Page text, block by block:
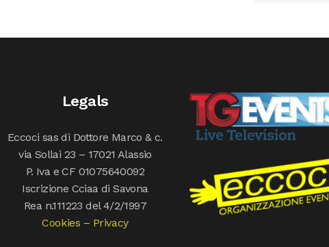
Legals
Eccoci sas di Dottore Marco & c.
via Sollai 23 – 17021 Alassio
P. Iva e CF 01075640092
Iscrizione Cciaa di Savona
Rea n.111223 del 4/2/1997
Cookies – Privacy